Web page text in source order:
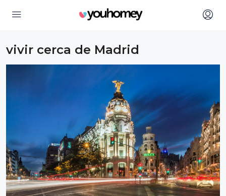
vivir cerca de Madrid